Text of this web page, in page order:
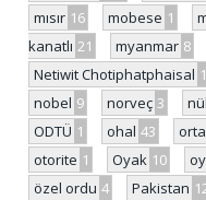
mısır 16 mobese 1
kanatlı 21 myanmar 8
Netiwit Chotiphatphaisal 1
nobel 9 norveç 3
ODTÜ 1 ohal 43
otorite 1 Oyak 10
özel ordu 4 Pakistan